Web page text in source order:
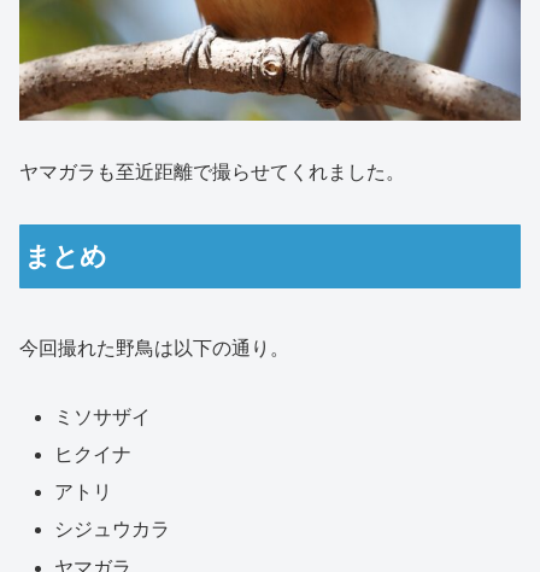
ヤマガラも至近距離で撮らせてくれました。
まとめ
今回撮れた野鳥は以下の通り。
ミソサザイ
ヒクイナ
アトリ
シジュウカラ
ヤマガラ